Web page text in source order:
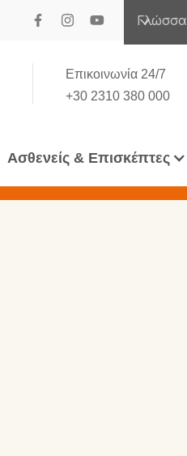
Γλώσσα
Επικοινωνία 24/7
+30 2310 380 000
Ασθενείς & Επισκέπτες